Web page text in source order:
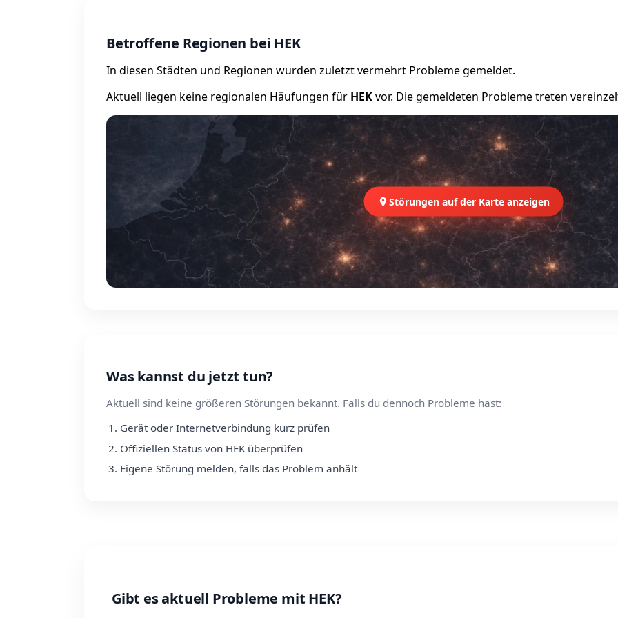
Betroffene Regionen bei HEK
In diesen Städten und Regionen wurden zuletzt vermehrt Probleme gemeldet.
Aktuell liegen keine regionalen Häufungen für HEKvor. Die gemeldeten Probleme treten
Störungen auf der Karte anzeigen
Was kannst du jetzt tun?
Aktuell sind keine größeren Störungen bekannt. Falls du dennoch Probleme hast:
Gerät oder Internetverbindung kurz prüfen
Offiziellen Status von HEK überprüfen
Eigene Störung melden, falls das Problem anhält
Gibt es aktuell Probleme mit HEK?